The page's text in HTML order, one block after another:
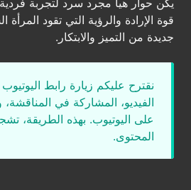
يكن حوار هيا مجرد سرد لتجربة
قوة الإرادة والرؤية التي تقود المرأة
جديدة من التميز والابتكار.
نقترح عليكم زيارة رابط
الفيديو، المشاركة في المناقشة،
على اليوتيوب. بهذه الطريقة،
المحتوى.